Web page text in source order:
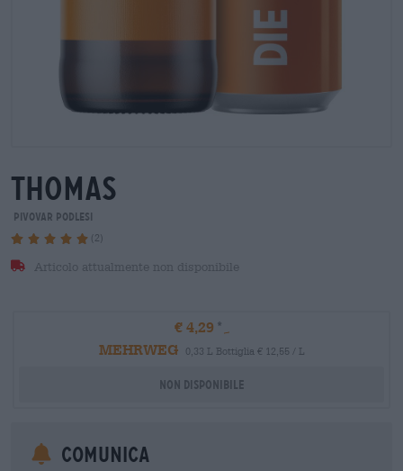
thomas
Pivovar Podlesi
(2)
Articolo attualmente non disponibile
€ 4,29
MEHRWEG
0,33 L Bottiglia € 12,55 / L
Non disponibile
Comunica